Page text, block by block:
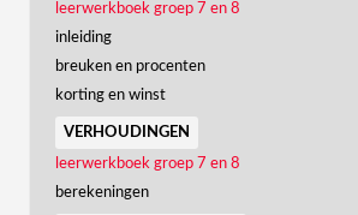
leerwerkboek groep 7 en 8
inleiding
breuken en procenten
korting en winst
verhoudingen
leerwerkboek groep 7 en 8
berekeningen